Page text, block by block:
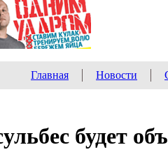
Главная Новости
будет